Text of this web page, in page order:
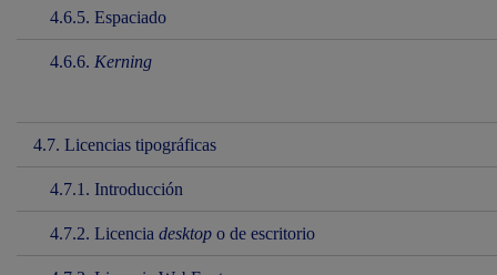
4.6.5. Espaciado
4.6.6. Kerning
4.7. Licencias tipográficas
4.7.1. Introducción
4.7.2. Licencia desktop o de escritorio